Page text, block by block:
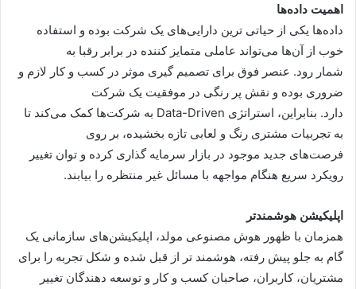
اهمیت داده‌ها
داده‌ها یکی از حیاتی ترین دارایی‌های یک شرکت بوده و استفاده
خوب از آن‌ها می‌تواند عاملی متمایز کننده در برابر رقبا به
شمار رود. عنصر فوق برای تصمیم گیری موثر در کسب و کار لازم و
ضروری بوده و نقش پر رنگی در موفقیت یک شرکت
دارد. بنابراین، استراتژی Data-Driven به شرکت‌ها کمک می‌کند تا
به تجربیات مشتری رنگ و لعابی تازه بخشیده، بر روی
فرصت‌های جدید موجود در بازار سرمایه گذاری کرده و توان تغییر
رویکرد سریع هنگام مواجهه با مسائل غیر منتظره را بیابند.
اپلیکیشن هوشمندتر
همزمان با ظهور هوش مصنوعی مولد، اپلیکیشن‌های سازمانی یک
گام به جلو پیش رفته، هوشمند تر از قبل شده و شکل تجربه را برای
مشتریان، کاربران، صاحبان کسب و کار و توسعه دهندگان تغییر